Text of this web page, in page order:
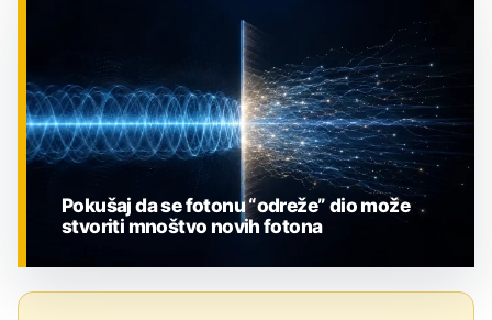
Pokušaj da se fotonu “odreže” dio može
stvoriti mnoštvo novih fotona